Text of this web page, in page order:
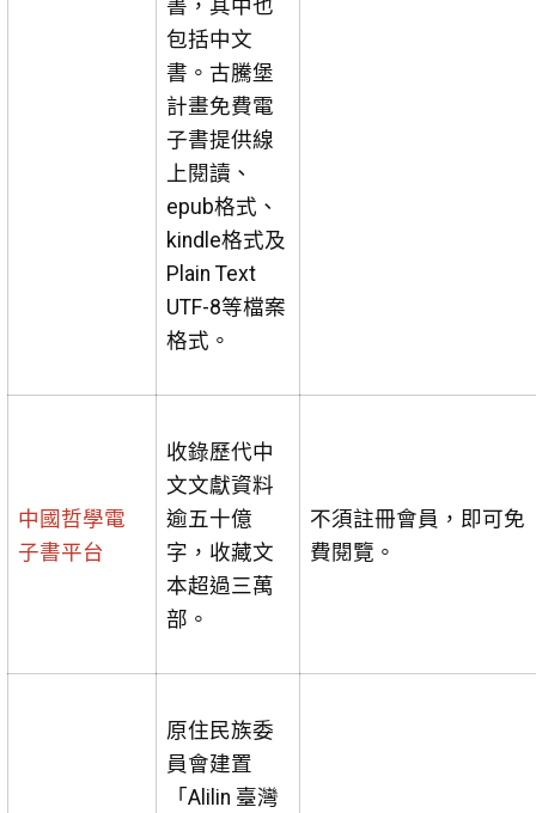
書，其中也
包括中文
書。古騰堡
計畫免費電
子書提供線
上閱讀、
epub格式、
kindle格式及
Plain Text
UTF-8等檔案
格式。
中國哲學電
子書平台
收錄歷代中
文文獻資料
逾五十億
字，收藏文
本超過三萬
部。
不須註冊會員，即可免
費閱覽。
原住民族委
員會建置
「Alilin 臺灣